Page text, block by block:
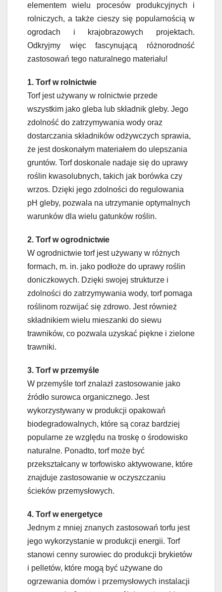
elementem wielu procesów produkcyjnych i
rolniczych, a także cieszy się popularnością w
ogrodach i krajobrazowych projektach.
Odkryjmy więc fascynującą różnorodność
zastosowań tego naturalnego materiału!
1. Torf w rolnictwie
Torf jest używany w rolnictwie przede
wszystkim jako gleba lub składnik gleby. Jego
zdolność do zatrzymywania wody oraz
dostarczania składników odżywczych sprawia,
że jest doskonałym materiałem do ulepszania
gruntów. Torf doskonale nadaje się do uprawy
roślin kwasolubnych, takich jak borówka czy
wrzos. Dzięki jego zdolności do regulowania
pH gleby, pozwala na utrzymanie optymalnych
warunków dla wielu gatunków roślin.
2. Torf w ogrodnictwie
W ogrodnictwie torf jest używany w różnych
formach, m. in. jako podłoże do uprawy roślin
doniczkowych. Dzięki swojej strukturze i
zdolności do zatrzymywania wody, torf pomaga
roślinom rozwijać się zdrowo. Jest również
składnikiem wielu mieszanki do siewu
trawników, co pozwala uzyskać piękne i zielone
trawniki.
3. Torf w przemyśle
W przemyśle torf znalazł zastosowanie jako
źródło surowca organicznego. Jest
wykorzystywany w produkcji opakowań
biodegradowalnych, które są coraz bardziej
popularne ze względu na troskę o środowisko
naturalne. Ponadto, torf może być
przekształcany w torfowisko aktywowane, które
znajduje zastosowanie w oczyszczaniu
ścieków przemysłowych.
4. Torf w energetyce
Jednym z mniej znanych zastosowań torfu jest
jego wykorzystanie w produkcji energii. Torf
stanowi cenny surowiec do produkcji brykietów
i pelletów, które mogą być używane do
ogrzewania domów i przemysłowych instalacji